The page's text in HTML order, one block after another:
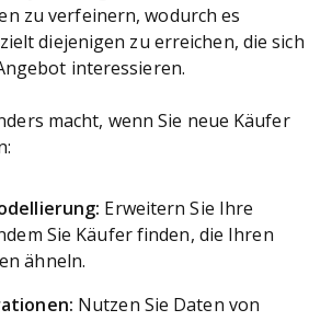
zu verfeinern, wodurch es
diejenigen zu erreichen, die sich
interessieren.
macht, wenn Sie neue Käufer
Erweitern Sie Ihre
Sie Käufer finden, die Ihren
ähneln.
Nutzen Sie Daten von